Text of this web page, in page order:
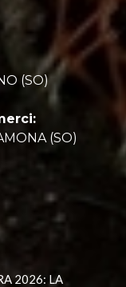
(SO)
(SO)
2026: LA